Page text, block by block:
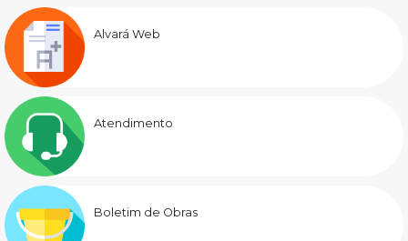
Alvará Web
Atendimento
Boletim de Obras